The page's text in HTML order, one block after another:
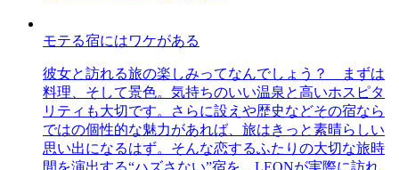
モテる宿にはワケがある
彼女と訪れる旅の楽しみってなんでしょう？ まずは
料理、そして景色。気持ちのいい温泉と高いホスピタ
リティも大切です。さらに設えや歴史などその宿なら
ではの個性的な魅力があれば、旅はきっと素晴らしい
思い出になるはず。そんな恋するふたりの大切な旅時
間を演出する“ハズさない”宿を、LEONが実際に訪れ